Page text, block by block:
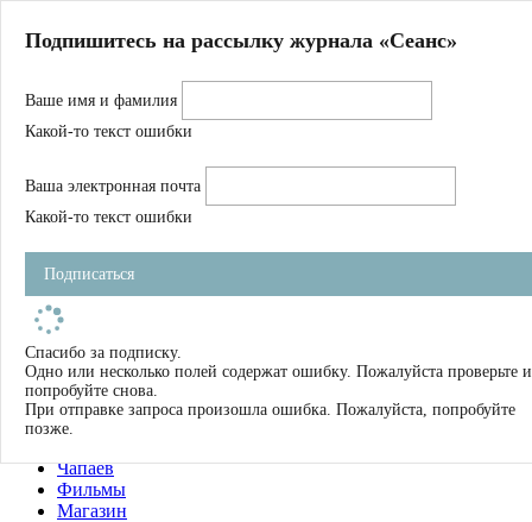
Магазин
Журнал
Школа
Устав
Фильмы
Имена
Тэги
О нас
Журнал
Книги
Чапаев
Фильмы
Магазин
Подпишитесь на рассылку журнала «Сеанс»
Ваше имя и фамилия
Какой-то текст ошибки
Ваша электронная почта
Какой-то текст ошибки
Подписаться
Спасибо за подписку.
Одно или несколько полей содержат ошибку. Пожалуйста проверьте и
попробуйте снова.
При отправке запроса произошла ошибка. Пожалуйста, попробуйте
позже.